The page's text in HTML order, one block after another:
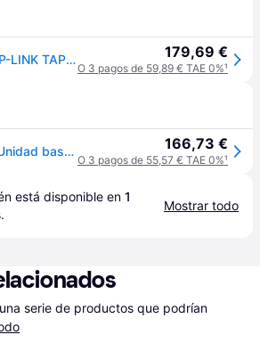
HUB INTELIGENTE TP-LINK TAPO H500 ALMACENAMIENTO LOCAL 16 CAMARAS 64 SENSORES 16GB AMPLIABLE MATTER 179,69 €
O 3 pagos de 59,89 € TAE 0%¹
TP-Link Tapo H500 Unidad base TAPO H500 166,73 €
O 3 pagos de 55,57 € TAE 0%¹
está disponible en 1
Mostrar todo
serie de productos que podrían